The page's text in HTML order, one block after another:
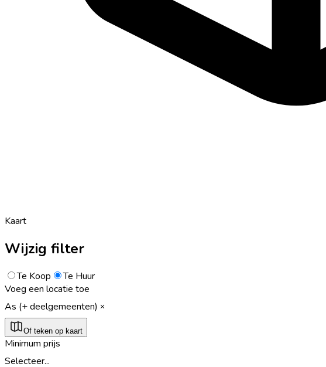
Kaart
Wijzig filter
Te Koop
Te Huur
Voeg een locatie toe
As (+ deelgemeenten)
Of teken op kaart
Minimum prijs
Selecteer...